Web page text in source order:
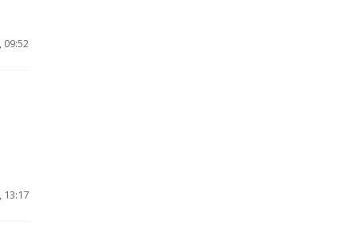
09:52
13:17